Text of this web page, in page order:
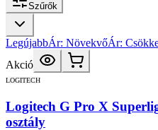
Szűrők
LegújabbÁr: NövekvőÁr:
Akció
LOGITECH
Logitech G Pro X
osztály